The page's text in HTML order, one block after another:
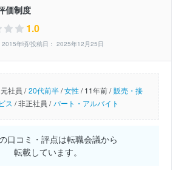
価制度
1.0
2015年頃/投稿日： 2025年12月25日
社員 / 20代前半/女性/11年前 / 販売・接
ス /非正社員 / パート・アルバイト
口コミ・評点は転職会議から
転載しています。